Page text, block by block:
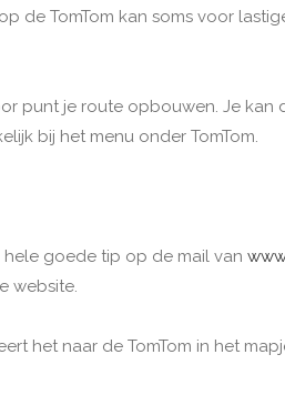
de TomTom kan soms voor
punt je route opbouwen. Je
bij het menu onder TomTom.
hele goede tip op de mail van
website.
het naar de TomTom in het